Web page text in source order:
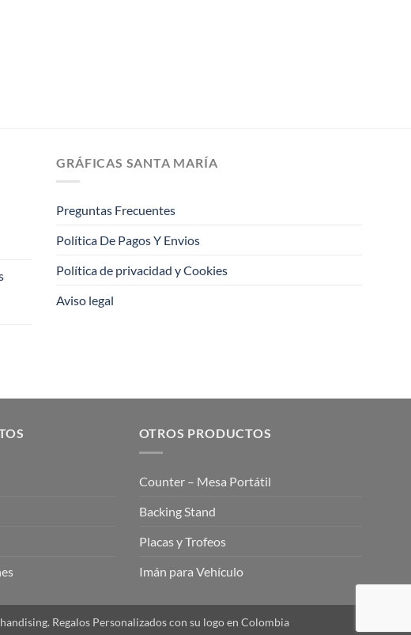
GRÁFICAS SANTA MARÍA
Preguntas Frecuentes
Política De Pagos Y Envios
Política de privacidad y Cookies
Aviso legal
OTROS PRODUCTOS
Counter – Mesa Portátil
Backing Stand
Placas y Trofeos
Imán para Vehículo
Regalos Personalizados con su logo en Colombia